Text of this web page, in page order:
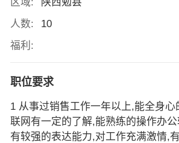
人数:
10
福利:
职位要求
1 从事过销售工作一年以上,能全身心
联网有一定的了解,能熟练的操作办
有较强的表达能力,对工作充满激情,